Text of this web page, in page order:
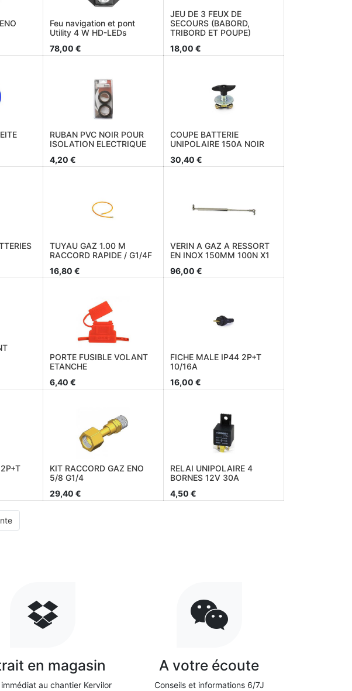
Feu navigation et pont
Utility 4 W HD-LEDs
78,00 €
JEU DE 3 FEUX DE
SECOURS (BABORD,
TRIBORD ET POUPE)
18,00 €
RUBAN PVC NOIR POUR
ISOLATION ELECTRIQUE
4,20 €
COUPE BATTERIE
UNIPOLAIRE 150A NOIR
30,40 €
TUYAU GAZ 1.00 M
RACCORD RAPIDE / G1/4F
16,80 €
VERIN A GAZ A RESSORT
EN INOX 150MM 100N X1
96,00 €
PORTE FUSIBLE VOLANT
ETANCHE
6,40 €
FICHE MALE IP44 2P+T
10/16A
16,00 €
KIT RACCORD GAZ ENO
5/8 G1/4
29,40 €
RELAI UNIPOLAIRE 4
BORNES 12V 30A
4,50 €
en magasin
au chantier Kervilor
A votre écoute
Conseils et informations 6/7J